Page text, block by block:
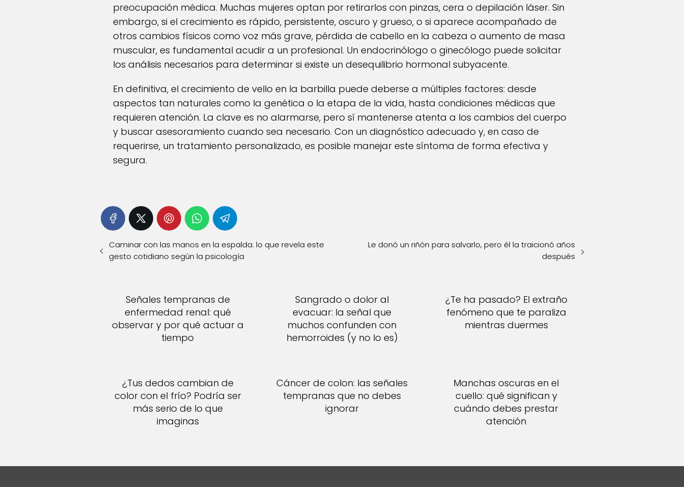
preocupación médica. Muchas mujeres optan por retirarlos con pinzas, cera o depilación láser. Sin
embargo, si el crecimiento es rápido, persistente, oscuro y grueso, o si aparece acompañado de
otros cambios físicos como voz más grave, pérdida de cabello en la cabeza o aumento de masa
muscular, es fundamental acudir a un profesional. Un endocrinólogo o ginecólogo puede solicitar
los análisis necesarios para determinar si existe un desequilibrio hormonal subyacente.
En definitiva, el crecimiento de vello en la barbilla puede deberse a múltiples factores: desde
aspectos tan naturales como la genética o la etapa de la vida, hasta condiciones médicas que
requieren atención. La clave es no alarmarse, pero sí mantenerse atenta a los cambios del cuerpo
y buscar asesoramiento cuando sea necesario. Con un diagnóstico adecuado y, en caso de
requerirse, un tratamiento personalizado, es posible manejar este síntoma de forma efectiva y
segura.
Caminar con las manos en la espalda: lo que revela este
gesto cotidiano según la psicología
Le donó un riñón para salvarlo, pero él la traicionó años
después
Señales tempranas de
enfermedad renal: qué
observar y por qué actuar a
tiempo
Sangrado o dolor al
evacuar: la señal que
muchos confunden con
hemorroides (y no lo es)
¿Te ha pasado? El extraño
fenómeno que te paraliza
mientras duermes
¿Tus dedos cambian de
color con el frío? Podría ser
más serio de lo que
imaginas
Cáncer de colon: las señales
tempranas que no debes
ignorar
Manchas oscuras en el
cuello: qué significan y
cuándo debes prestar
atención